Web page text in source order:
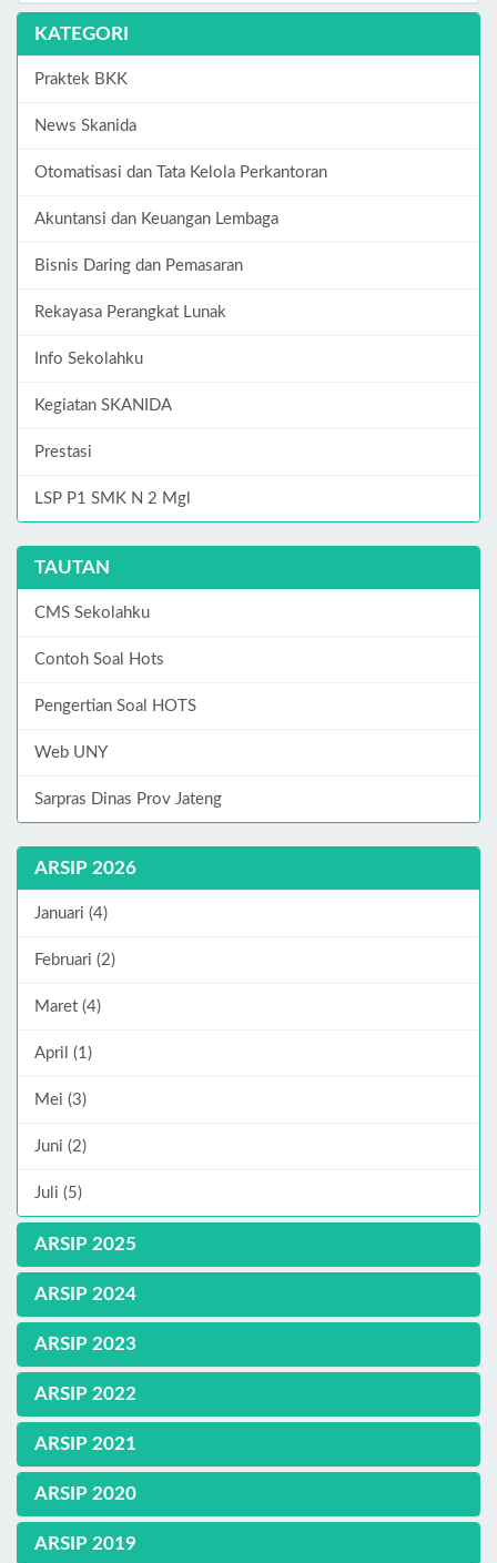
KATEGORI
Praktek BKK
News Skanida
Otomatisasi dan Tata Kelola Perkantoran
Akuntansi dan Keuangan Lembaga
Bisnis Daring dan Pemasaran
Rekayasa Perangkat Lunak
Info Sekolahku
Kegiatan SKANIDA
Prestasi
LSP P1 SMK N 2 Mgl
TAUTAN
CMS Sekolahku
Contoh Soal Hots
Pengertian Soal HOTS
Web UNY
Sarpras Dinas Prov Jateng
ARSIP 2026
Januari (4)
Februari (2)
Maret (4)
April (1)
Mei (3)
Juni (2)
Juli (5)
ARSIP 2025
ARSIP 2024
ARSIP 2023
ARSIP 2022
ARSIP 2021
ARSIP 2020
ARSIP 2019